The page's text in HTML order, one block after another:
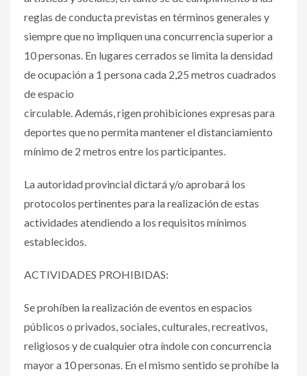
reglas de conducta previstas en términos generales y
siempre que no impliquen una concurrencia superior a
10 personas. En lugares cerrados se limita la densidad
de ocupación a 1 persona cada 2,25 metros cuadrados
de espacio
circulable. Además, rigen prohibiciones expresas para
deportes que no permita mantener el distanciamiento
mínimo de 2 metros entre los participantes.
La autoridad provincial dictará y/o aprobará los
protocolos pertinentes para la realización de estas
actividades atendiendo a los requisitos mínimos
establecidos.
ACTIVIDADES PROHIBIDAS:
Se prohíben la realización de eventos en espacios
públicos o privados, sociales, culturales, recreativos,
religiosos y de cualquier otra índole con concurrencia
mayor a 10 personas. En el mismo sentido se prohíbe la